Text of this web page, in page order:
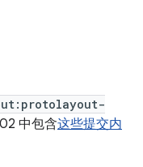
中包含这些提交内